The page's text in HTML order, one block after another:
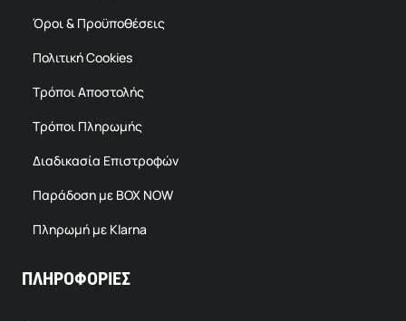
Όροι & Προϋποθέσεις
Πολιτική Cookies
Τρόποι Αποστολής
Τρόποι Πληρωμής
Διαδικασία Επιστροφών
Παράδοση με BOX NOW
Πληρωμή με Klarna
ΠΛΗΡΟΦΟΡΙΕΣ